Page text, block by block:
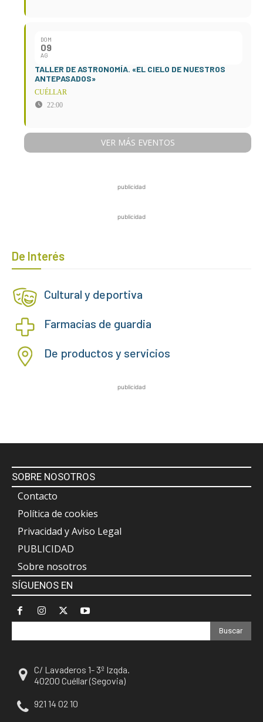
DOM
09
AG
TALLER DE ASTRONOMÍA. «EL CIELO DE NUESTROS
ANTEPASADOS»
CUÉLLAR
22:00
VER MÁS EVENTOS
publicidad
publicidad
De Interés
Cultural y deportiva
Farmacias de guardia
De productos y servicios
publicidad
SOBRE NOSOTROS
Contacto
Política de cookies
Privacidad y Aviso Legal
PUBLICIDAD
Sobre nosotros
SÍGUENOS EN
Buscar
C/ Lavaderos 1- 3º Izqda.
40200 Cuéllar (Segovia)
921 14 02 10